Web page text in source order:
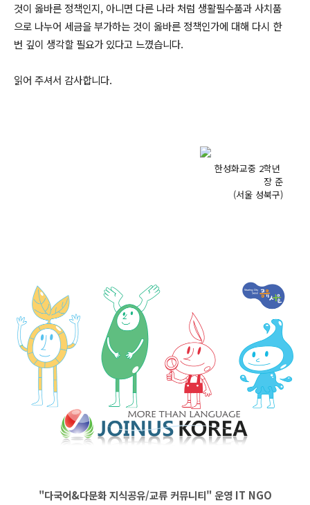
것이 옳바른 정책인지, 아니면 다른 나라 처럼 생활필수품과 사치품
으로 나누어 세금을 부가하는 것이 옳바른 정책인가에 대해 다시 한
번 깊이 생각할 필요가 있다고 느꼈습니다.
읽어 주셔서 감사합니다.
한성화교중 2학년
장 준
(서울 성북구)
"다국어&다문화 지식공유/교류 커뮤니티" 운영 IT NGO